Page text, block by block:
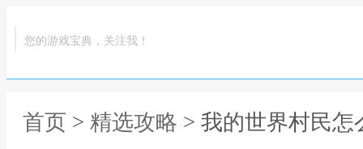
您的游戏宝典，关注我！
首页 > 精选攻略 > 我的世界村民